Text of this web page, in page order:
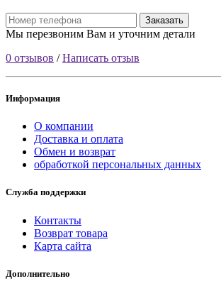
Заказать
Мы перезвоним Вам и уточним детали
0 отзывов /Написать отзыв
Информация
О компании
Доставка и оплата
Обмен и возврат
обработкой персональных данных
Служба поддержки
Контакты
Возврат товара
Карта сайта
Дополнительно